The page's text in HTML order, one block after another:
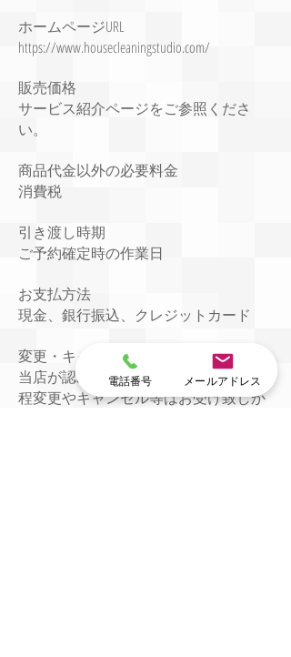
ホームページURL
https://www.housecleaningstudio.com/
販売価格
サービス紹介ページをご参照くださ
い。
商品代金以外の必要料金
消費税
引き渡し時期
ご予約確定時の作業日
お支払方法
現金、銀行振込、クレジットカード
変更・キャンセル等
当店が認める以外での作業日当日の日
程変更やキャンセル等はお受け致しか
電話番号 メールアドレス